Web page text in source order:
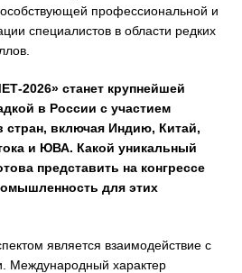
профессиональной и
специалистов в области редких
2026» станет крупнейшей
в России с участием
стран, включая Индию, Китай,
и ЮВА. Какой уникальный
представить на конгрессе
для этих
является взаимодействие с
Международный характер